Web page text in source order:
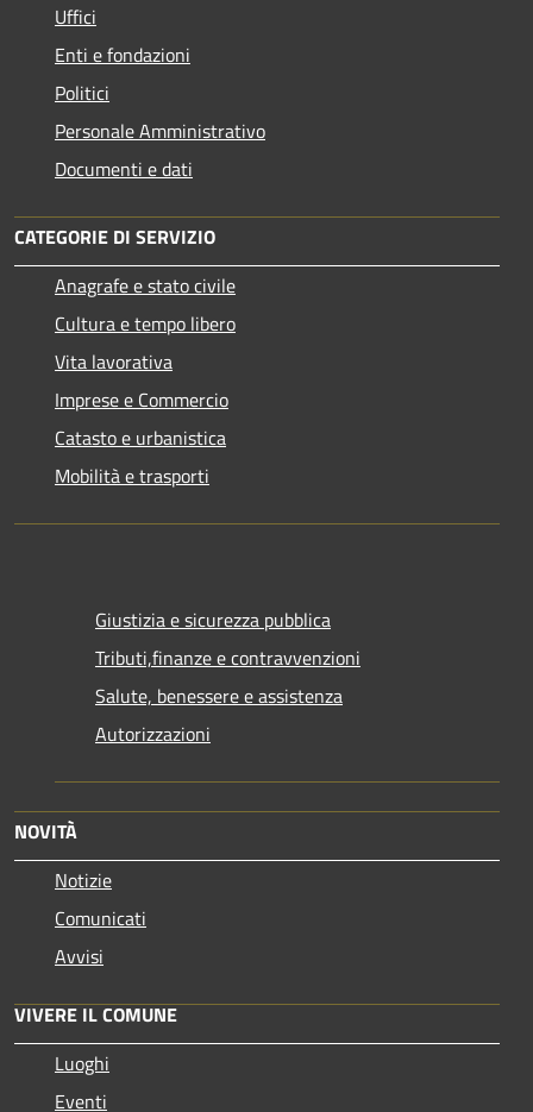
Uffici
Enti e fondazioni
Politici
Personale Amministrativo
Documenti e dati
CATEGORIE DI SERVIZIO
Anagrafe e stato civile
Cultura e tempo libero
Vita lavorativa
Imprese e Commercio
Catasto e urbanistica
Mobilità e trasporti
Giustizia e sicurezza pubblica
Tributi,finanze e contravvenzioni
Salute, benessere e assistenza
Autorizzazioni
NOVITÀ
Notizie
Comunicati
Avvisi
VIVERE IL COMUNE
Luoghi
Eventi